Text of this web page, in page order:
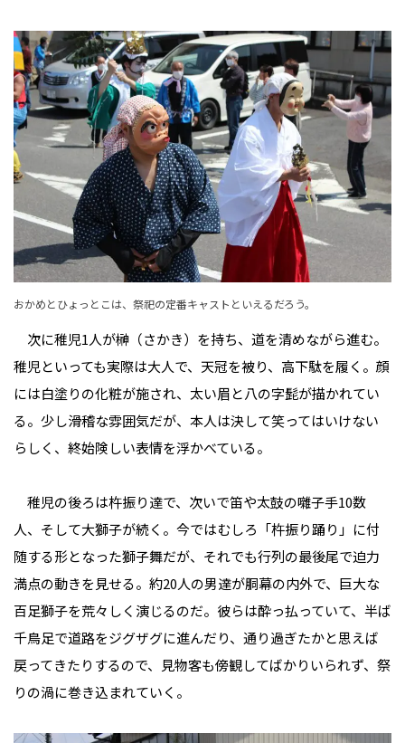
おかめとひょっとこは、祭祀の定番キャストといえるだろう。
次に稚児1人が榊（さかき）を持ち、道を清めながら進む。
稚児といっても実際は大人で、天冠を被り、高下駄を履く。顔
には白塗りの化粧が施され、太い眉と八の字髭が描かれてい
る。少し滑稽な雰囲気だが、本人は決して笑ってはいけない
らしく、終始険しい表情を浮かべている。
稚児の後ろは杵振り達で、次いで笛や太鼓の囃子手10数
人、そして大獅子が続く。今ではむしろ「杵振り踊り」に付
随する形となった獅子舞だが、それでも行列の最後尾で迫力
満点の動きを見せる。約20人の男達が胴幕の内外で、巨大な
百足獅子を荒々しく演じるのだ。彼らは酔っ払っていて、半ば
千鳥足で道路をジグザグに進んだり、通り過ぎたかと思えば
戻ってきたりするので、見物客も傍観してばかりいられず、祭
りの渦に巻き込まれていく。